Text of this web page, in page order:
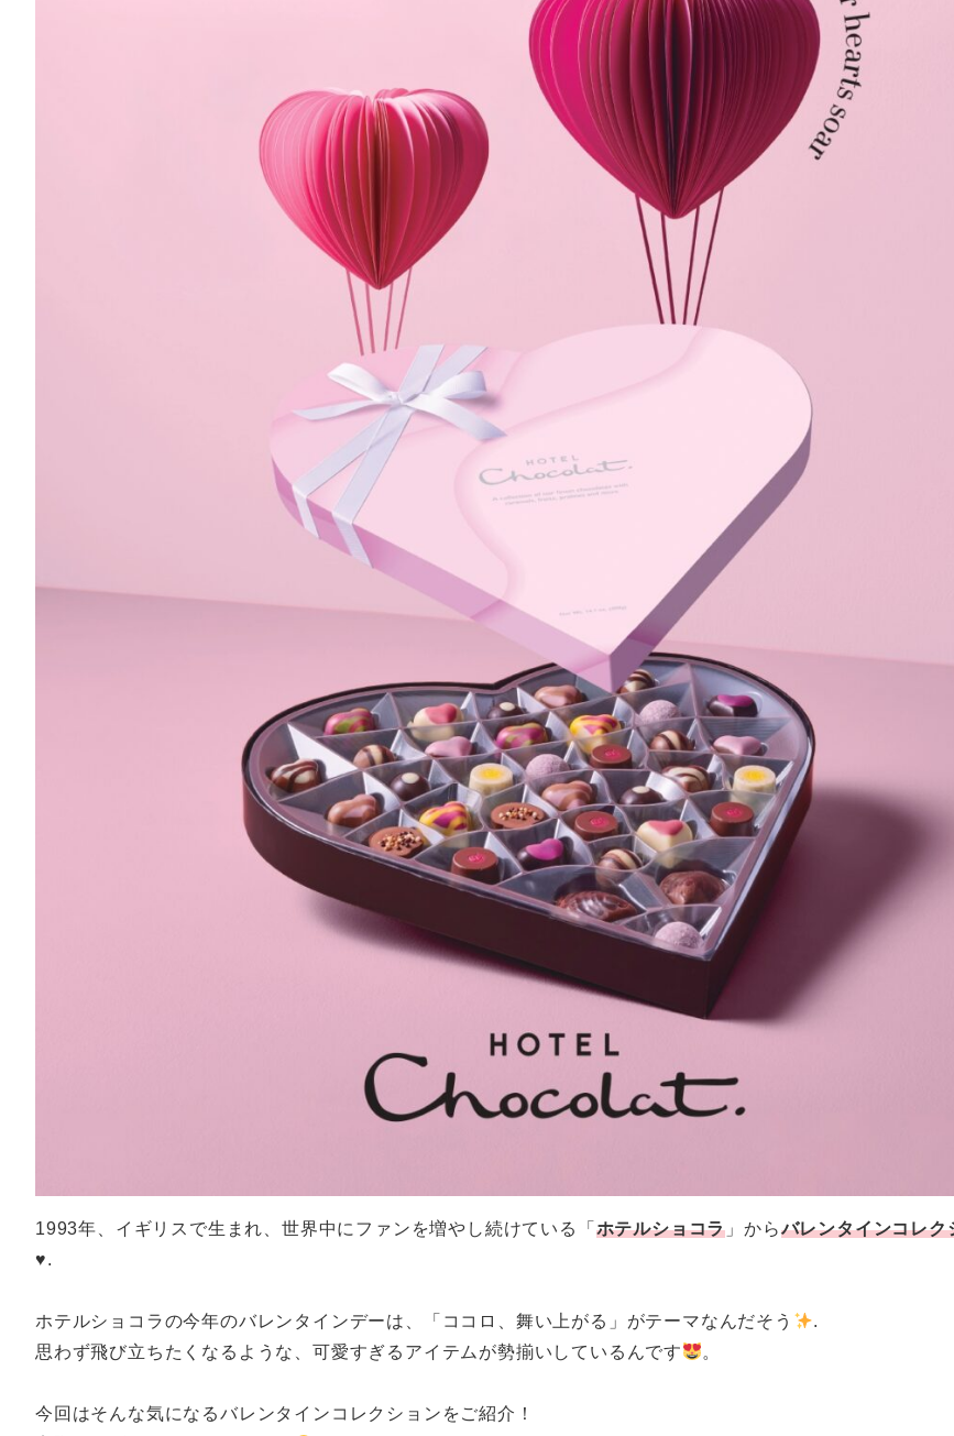
1993年、イギリスで生まれ、世界中にファンを増やし続けている「 ホテルショコラ 」からバレンタインコレク
♥️.
ホテルショコラの今年のバレンタインデーは、「ココロ、舞い上がる」がテーマなんだそう
.
思わず飛び立ちたくなるような、可愛すぎるアイテムが勢揃いしているんです
。
今回はそんな気になるバレンタインコレクションをご紹介！